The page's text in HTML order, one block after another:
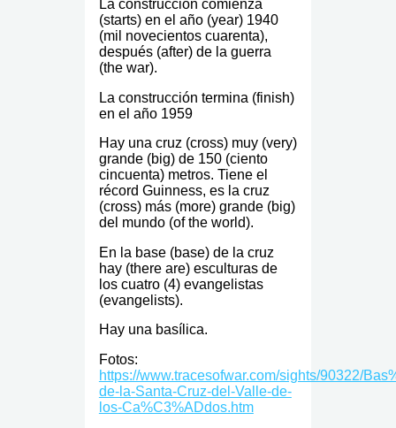
La construcción comienza
(starts) en el año (year) 1940
(mil novecientos cuarenta),
después (after) de la guerra
(the war).
La construcción termina (finish)
en el año 1959
Hay una cruz (cross) muy (very)
grande (big) de 150 (ciento
cincuenta) metros. Tiene el
récord Guinness, es la cruz
(cross) más (more) grande (big)
del mundo (of the world).
En la base (base) de la cruz
hay (there are) esculturas de
los cuatro (4) evangelistas
(evangelists).
Hay una basílica.
Fotos:
https://www.tracesofwar.com/sights/90322/
de-la-Santa-Cruz-del-Valle-de-
los-Ca%C3%ADdos.htm